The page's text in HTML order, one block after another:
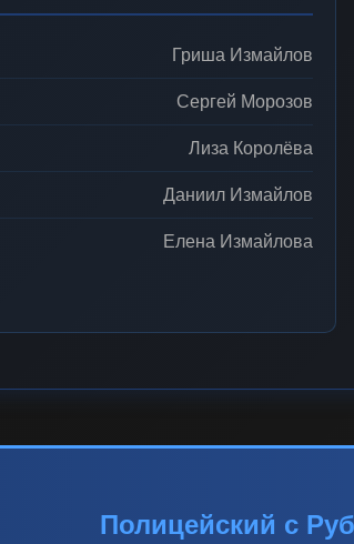
Гриша Измайлов
Сергей Морозов
Лиза Королёва
Даниил Измайлов
Елена Измайлова
Полицейский с